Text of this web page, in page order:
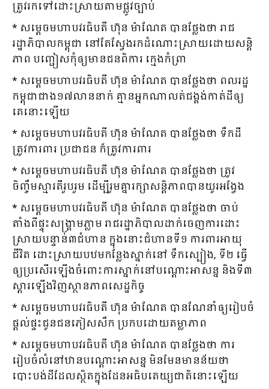
ត្រូវរកទៅដោះស្រាយតាមផ្លូវច្បាប់
* សម្ដេចមហាបវរធិបតី ហ៊ុន ម៉ាណែត បានថ្លែងថា រាជ
រដ្ឋាភិបាលកម្ពុជា នៅតែស្វែងរកដំណោះស្រាយដោយសន្ដិ
ភាព បញ្ជៀសកុំឲ្យមានជនពិការ ក្មេងកំព្រា
* សម្ដេចមហាបវរធិបតី ហ៊ុន ម៉ាណែត បានថ្លែងថា ពលរដ្ឋ
កម្ពុជាជាង១៧លាននាក់ គ្មានអ្នកណាលត់ជង្គង់កាត់ដីឲ្យ
គេនោះឡើយ
* សម្ដេចមហាបវរធិបតី ហ៊ុន ម៉ាណែត បានថ្លែងថា ទឹកដី
ត្រូវការពារ ប្រជាជន ក៏ត្រូវការពារ
* សម្ដេចមហាបវរធិបតី ហ៊ុន ម៉ាណែត បានថ្លែងថា ត្រូវ
ចិញ្ចឹមស្មារតីរួបរួម ដើម្បីរួមគ្នារក្សាសន្ដិភាពបានយូរអង្វែង
* សម្ដេចមហាបវរធិបតី ហ៊ុន ម៉ាណែត បានថ្លែងថា ចាប់
តាំងពីផ្ទុះសង្គ្រាមភ្លាម រាជរដ្ឋាភិបាលដាក់ចេញការដោះ
ស្រាយបន្ទាន់៣ជំហាន ក្នុងនោះជំហានទី១ ការពារអាយុ
ជីវិត ដោះស្រាយបឋមកន្លែងស្នាក់នៅ ទឹកស្បៀង, ទី២ ធ្វើ
ឲ្យប្រសើរឡើងចំពោះការស្នាក់នៅបណ្ដោះអាសន្ន និងទី៣
ស្ដារឡើងវិញស្ថានភាពសេដ្ឋកិច្ច
* សម្ដេចមហាបវរធិបតី ហ៊ុន ម៉ាណែត បានណែនាំឲ្យរៀបចំ
ផ្ដល់ផ្ទះជូនជនភៀសសឹក ប្រកបដោយតម្លាភាព
* សម្ដេចមហាបវរធិបតី ហ៊ុន ម៉ាណែត បានថ្លែងថា ការ
រៀបចំលំនៅឋានបណ្ដោះអាសន្ន មិនមែនមានន័យថា
បោះបង់ដីដែលស្ថិតក្នុងដែនអធិបតេយ្យជាតិនោះឡើយ